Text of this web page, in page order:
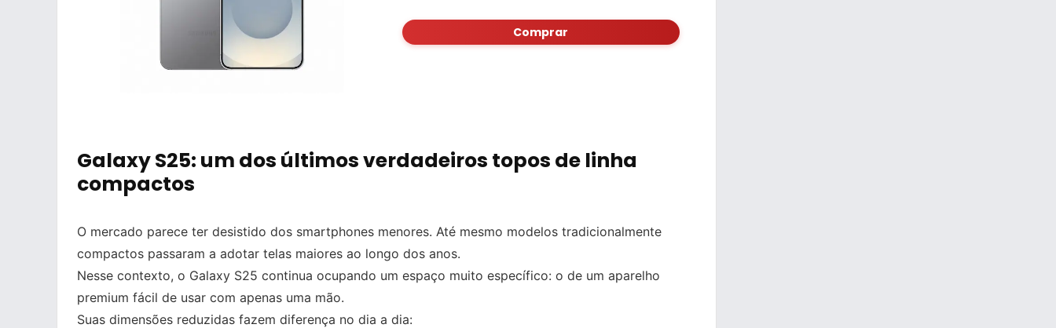
Comprar
Galaxy S25: um dos últimos verdadeiros topos de linha
compactos
O mercado parece ter desistido dos smartphones menores. Até mesmo modelos tradicionalmente
compactos passaram a adotar telas maiores ao longo dos anos.
Nesse contexto, o Galaxy S25 continua ocupando um espaço muito específico: o de um aparelho
premium fácil de usar com apenas uma mão.
Suas dimensões reduzidas fazem diferença no dia a dia: